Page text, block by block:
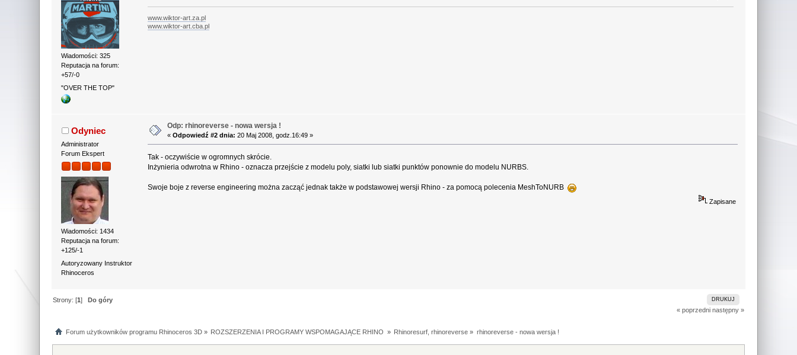
Wiadomości: 325
Reputacja na forum:
+57/-0
"OVER THE TOP"
www.wiktor-art.za.pl
www.wiktor-art.cba.pl
Odyniec
Administrator
Forum Ekspert
Wiadomości: 1434
Reputacja na forum:
+125/-1
Autoryzowany Instruktor
Rhinoceros
Odp: rhinoreverse - nowa wersja !
« Odpowiedź #2 dnia: 20 Maj 2008, godz.16:49 »
Tak - oczywiście w ogromnych skrócie.
Inżynieria odwrotna w Rhino - oznacza przejście z modelu poly, siatki lub siatki punktów ponownie do modelu NURBS.
Swoje boje z reverse engineering można zacząć jednak także w podstawowej wersji Rhino - za pomocą polecenia MeshToNURB
Zapisane
DRUKUJ
Strony: [1]Do góry
« poprzedni następny »
Forum użytkowników programu Rhinoceros 3D» ROZSZERZENIA I PROGRAMY WSPOMAGAJĄCE RHINO » Rhinoresurf, rhinoreverse » rhinoreverse - nowa wersja !